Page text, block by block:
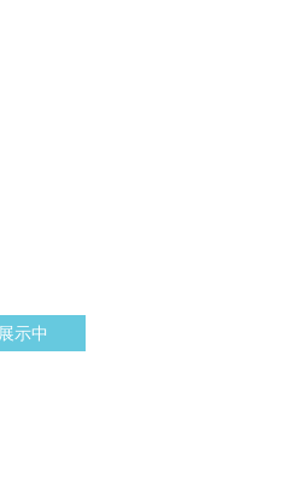
示中